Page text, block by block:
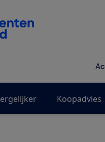
de Consumentenbond
Koopadvies